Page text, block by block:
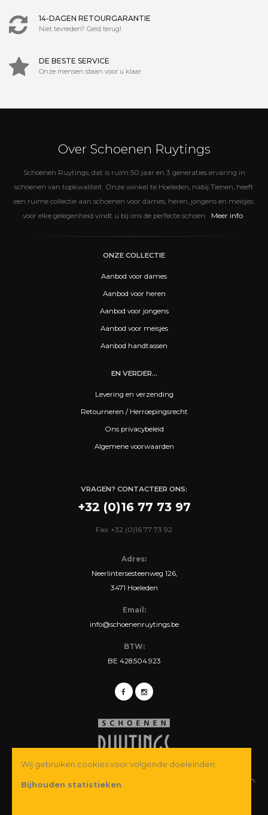
14-DAGEN RETOURGARANTIE
Niet tevreden? Geld terug!
DE BESTE SERVICE
Onze mensen staan voor u klaar
Over Schoenen Ruytings
Schoenen Ruytings, dat is ruim 50 jaar en 3 generaties ervaring in
schoenen van topkwaliteit. Onze winkel te Hoeleden, nabij Tienen, heeft
een ruime collectie aan schoenen voor dames, heren, jongens en meisjes:
voor elke gelegenheid vindt u bij ons de perfecte schoen.
Meer info
ONZE COLLECTIE
Aanbod voor dames
Aanbod voor heren
Aanbod voor jongens
Aanbod voor meisjes
Aanbod handtassen
EN VERDER...
Levering en verzending
Retourneren / Herroepingsrecht
Ons privacybeleid
Algemene voorwaarden
VRAGEN? CONTACTEER ONS:
+32 (0)16 77 73 97
Fax: +32 (0)16 77 73 92
Adres:
Neerlintersesteenweg 126,
3471 Hoeleden
Email:
info@schoenenruytings.be
BTW:
BE 428.504.923
© Copyright 2026 Schoenen Ruytings BVBA. Alle rechten voorbehouden.
Wij gebruiken cookies voor volgende doeleinden:
Bijhouden statistieken